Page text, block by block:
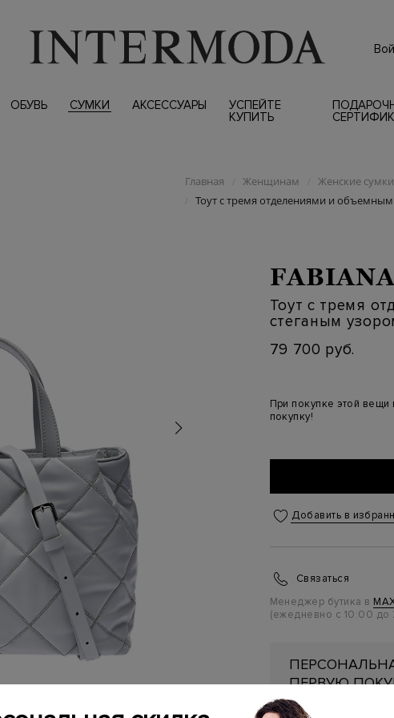
ОБУВЬ СУМКИ АКСЕССУАРЫ
УСПЕЙТЕ
КУПИТЬ
Главная / Женщинам / Женские
/ Тоут с тремя отделениями и
Тоут с тремя
стеганым
79 700 руб.
При покупке этой
покупку!
Добавить в
Связаться
Менеджер бутика в
(ежедневно с 10:00 до
ПЕРВУЮ
Подробнее